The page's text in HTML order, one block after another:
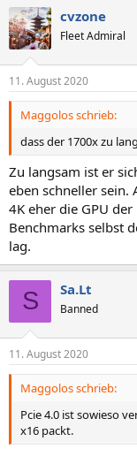
k
t
i
e
n
cvzone
Fleet Admiral
11. August 2020
Maggolos schrieb:
dass der 1700x zu
Zu langsam ist er
eben schneller sein.
4K eher die GPU
Benchmarks selbst
lag.
S Sa.Lt
Banned
11. August 2020
Maggolos schrieb:
Pcie 4.0 ist sowieso
x16 packt.